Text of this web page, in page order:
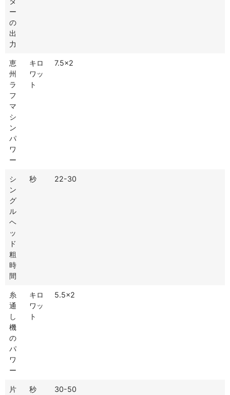
ー
の
出
力
恵
州
ラ
フ
マ
シ
ン
パ
ワ
ー
キロ
ワッ
ト
7.5×2
シ
ン
グ
ル
ヘ
ッ
ド
粗
時
間
秒 22-30
糸
通
し
機
の
パ
ワ
ー
キロ
ワッ
ト
5.5×2
片
秒 30-50